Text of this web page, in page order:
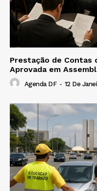
Prestação de Contas
Aprovada em
Agenda DF - 12 De